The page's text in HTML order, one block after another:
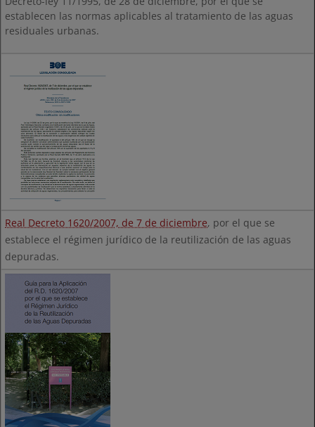
establecen las normas aplicables al tratamiento de las aguas
residuales urbanas.
Real Decreto 1620/2007, de 7 de diciembre, por el que se
establece el régimen jurídico de la reutilización de las aguas
depuradas.